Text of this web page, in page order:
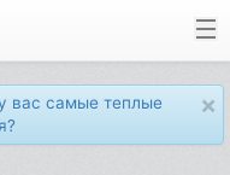
×
вас самые теплые